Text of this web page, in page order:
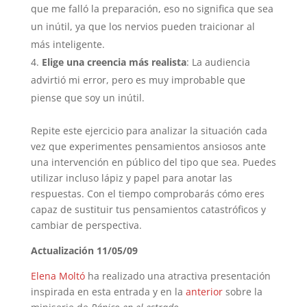
que me falló la preparación, eso no significa que sea
un inútil, ya que los nervios pueden traicionar al
más inteligente.
Elige una creencia más realista: La audiencia
advirtió mi error, pero es muy improbable que
piense que soy un inútil.
Repite este ejercicio para analizar la situación cada
vez que experimentes pensamientos ansiosos ante
una intervención en público del tipo que sea. Puedes
utilizar incluso lápiz y papel para anotar las
respuestas. Con el tiempo comprobarás cómo eres
capaz de sustituir tus pensamientos catastróficos y
cambiar de perspectiva.
Actualización 11/05/09
Elena Moltóha realizado una atractiva presentación
inspirada en esta entrada y en la anteriorsobre la